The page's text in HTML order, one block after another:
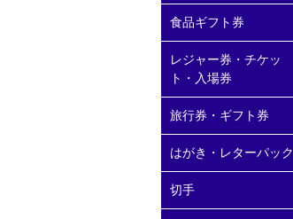
食品ギフト券
レジャー券・チケッ
ト・入場券
旅行券・ギフト券
はがき・レターパック
切手